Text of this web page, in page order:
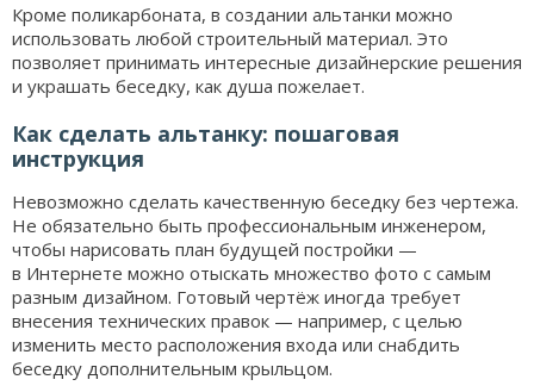
Кроме поликарбоната, в создании альтанки можно
использовать любой строительный материал. Это
позволяет принимать интересные дизайнерские решения
и украшать беседку, как душа пожелает.
Как сделать альтанку: пошаговая
инструкция
Невозможно сделать качественную беседку без чертежа.
Не обязательно быть профессиональным инженером,
чтобы нарисовать план будущей постройки —
в Интернете можно отыскать множество фото с самым
разным дизайном. Готовый чертёж иногда требует
внесения технических правок — например, с целью
изменить место расположения входа или снабдить
беседку дополнительным крыльцом.